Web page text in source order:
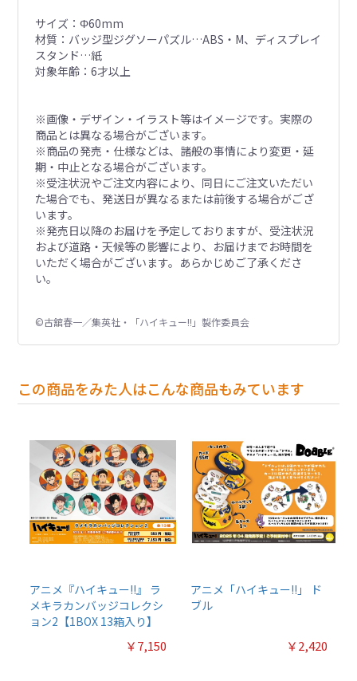
サイズ：Φ60mm
材質：バッジ型ジグソーパズル…ABS・M、ディスプレイ
スタンド…紙
対象年齢：6才以上
※画像・デザイン・イラスト等はイメージです。実際の
商品とは異なる場合がございます。
※商品の発売・仕様などは、諸般の事情により変更・延
期・中止となる場合がございます。
※受注状況やご注文内容により、同日にご注文いただい
た場合でも、発送日が異なるまたは前後する場合がござ
います。
※発売日以降のお届けを予定しておりますが、受注状況
および道路・天候等の影響により、お届けまでお時間を
いただく場合がございます。あらかじめご了承くださ
い。
©古舘春一／集英社・「ハイキュー!!」製作委員会
この商品をみた人はこんな商品もみています
アニメ『ハイキュー!!』 ラ
メキラカンバッジコレクシ
ョン2【1BOX 13箱入り】
￥7,150
アニメ「ハイキュー!!」 ド
ブル
￥2,420